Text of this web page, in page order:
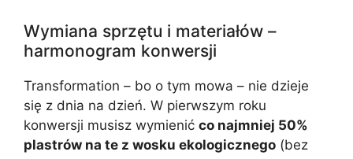
Wymiana sprzętu i materiałów –
harmonogram konwersji
Transformation – bo o tym mowa – nie dzieje
się z dnia na dzień. W pierwszym roku
konwersji musisz wymienić co najmniej 50%
plastrów na te z wosku ekologicznego (bez